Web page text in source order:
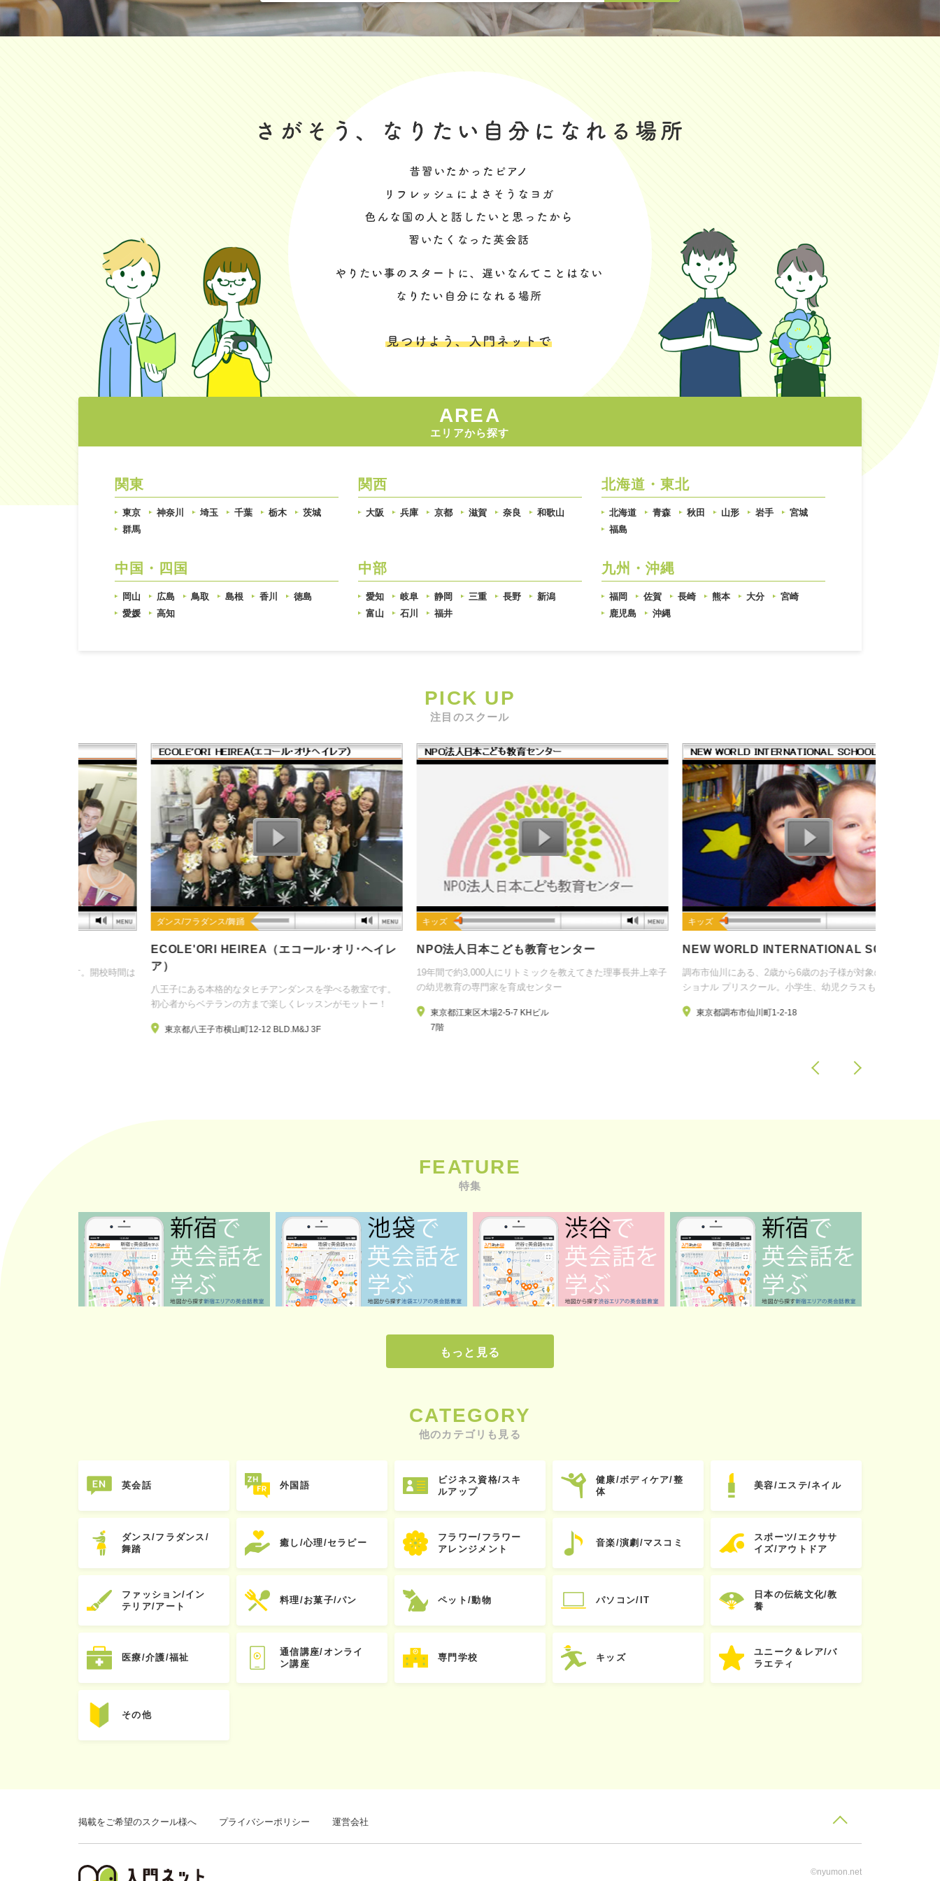
AREA
エリアから探す
関東
東京 神奈川 埼玉 千葉 栃木
茨城
群馬
関西
大阪 兵庫 京都 滋賀 奈良 和歌山
北海道・東北
北海道 青森 秋田 山形 岩手
宮城
福島
中国・四国
岡山 広島 鳥取 島根 香川
徳島
愛媛
高知
中部
愛知 岐阜 静岡 三重 長野
新潟
富山
石川 福井
九州・沖縄
福岡 佐賀 長崎 熊本 大分
宮崎
鹿児島
沖縄
PICK UP
注目のスクール
ダンス/フラダンス/舞踊
ECOLE'ORI HEIREA（エコール･オリ･ヘイレ
ア）
八王子にある本格的なタヒチアンダンスを学べる教室です。
初心者からベテランの方まで楽しくレッスンがモットー！
東京都八王子市横山町12-12 BLD.M&J 3F
キッズ
NPO法人日本こども教育センター
19年間で約3,000人にリトミックを教えてきた理事長井上幸子
の幼児教育の専門家を育成センター
東京都江東区木場2-5-7 KHビル
キッズ
NEW WORLD INTERNATIONAL SCHOOL
調布市仙川にある、2歳から6歳のお子様が対象のインターナ
ショナル プリスクール。小学生、幼児クラスも
東京都調布市仙川町1-2-18
FEATURE
特集
もっと見る
CATEGORY
他のカテゴリも見る
英会話 外国語
ビジネス資格/スキ
ルアップ
健康/ボディケア/整
体
美容/エステ/ネイル
ダンス/フラダンス/
舞踏
癒し/心理/セラピー
フラワー/フラワー
アレンジメント
音楽/演劇/マスコミ
スポーツ/エクササ
イズ/アウトドア
ファッション/イン
テリア/アート
料理/お菓子/パン ペット/動物 パソコン/IT
日本の伝統文化/教
養
医療/介護/福祉
通信講座/オンライ
ン講座
専門学校 キッズ
ユニーク＆レア/バ
ラエティ
その他
掲載をご希望のスクール様へ プライバシーポリシー 運営会社
©nyumon.net